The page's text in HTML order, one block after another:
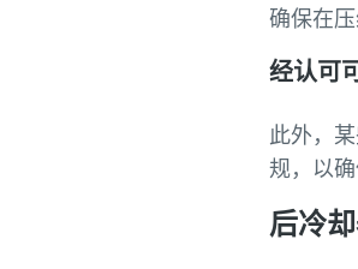
确保在
经认可
此外，
规，以
后冷